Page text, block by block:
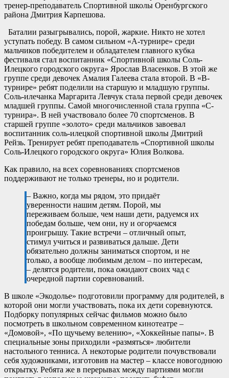
тренер-преподаватель Спортивной школы Оренбургского
района Дмитрия Карпешова.
Баталии разыгрывались, порой, жаркие. Никто не хотел
уступать победу. В самом сильном «А-турнире» среди
мальчиков победителем и обладателем главного кубка
фестиваля стал воспитанник «Спортивной школы Соль-
Илецкого городского округа» Ярослав Власенков. В этой же
группе среди девочек Амалия Галеева стала второй. В «В-
турнире» ребят поделили на старшую и младшую группы.
Соль-илечанка Маргарита Левчук стала первой среди девочек
младшей группы. Самой многочисленной стала группа «С-
турнира». В ней участвовало более 70 спортсменов. В
старшей группе «золото» среди мальчиков завоевал
воспитанник соль-илецкой спортивной школы Дмитрий
Рейзь. Тренирует ребят преподаватель «Спортивной школы
Соль-Илецкого городского округа» Юлия Волкова.
Как правило, на всех соревнованиях спортсменов
поддерживают не только тренеры, но и родители.
– Важно, когда мы рядом, это придаёт
уверенности нашим детям. Порой, мы
переживаем больше, чем наши дети, радуемся их
победам больше, чем они, ну и огорчаемся
проигрышу. Такие встречи – отличный опыт,
стимул учиться и развиваться дальше. Дети
обязательно должны заниматься спортом, и не
только, а вообще любимым делом – по интересам,
– делятся родители, пока ожидают своих чад с
очередной партии соревнований.
В школе «Экодолье» подготовили программу для родителей, в
которой они могли участвовать, пока их дети соревнуются.
Подборку популярных сейчас фильмов можно было
посмотреть в школьном современном кинотеатре –
«Домовой», «По щучьему велению», «Хоккейные папы». В
специальные зоны приходили «размяться» любители
настольного тенниса. А некоторые родители почувствовали
себя художниками, изготовив на мастер – классе новогоднюю
открытку. Ребята же в перерывах между партиями могли